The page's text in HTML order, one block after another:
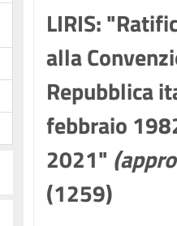
LIRIS:
alla
Repubblica
febbraio
2021"
(1259)